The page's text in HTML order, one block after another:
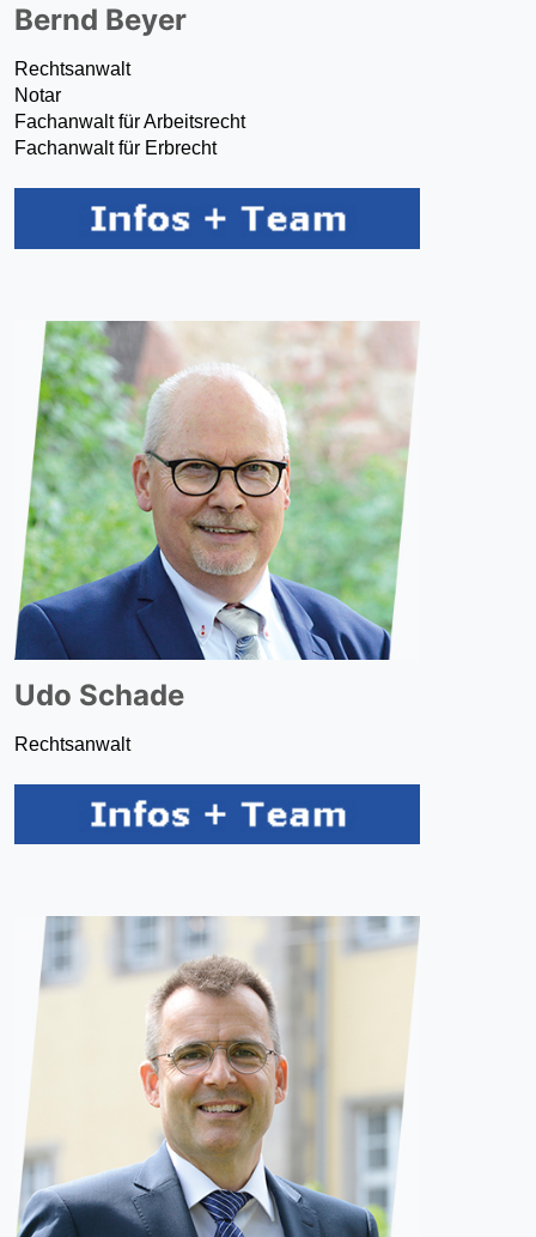
Bernd Beyer
Rechtsanwalt
Notar
Fachanwalt für Arbeitsrecht
Fachanwalt für Erbrecht
Udo Schade
Rechtsanwalt